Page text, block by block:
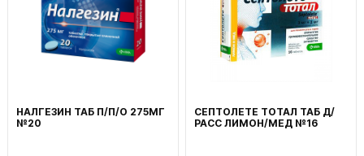
НАЛГЕЗИН ТАБ П/П/О 275МГ
№20
СЕПТОЛЕТЕ ТОТАЛ ТАБ Д/
РАСС ЛИМОН/МЕД №16